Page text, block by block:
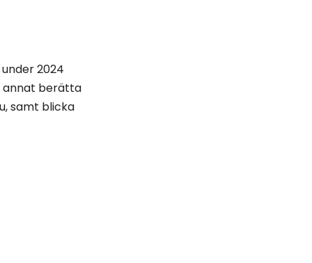
2024
annat berätta
samt blicka